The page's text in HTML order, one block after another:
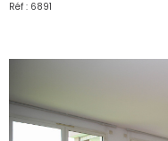
Réf : 6891